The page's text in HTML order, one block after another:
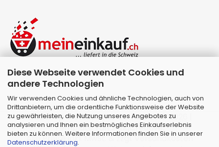
Diese Webseite verwendet Cookies und
andere Technologien
Wir verwenden Cookies und ähnliche Technologien, auch von
Drittanbietern, um die ordentliche Funktionsweise der Website
zu gewährleisten, die Nutzung unseres Angebotes zu
analysieren und Ihnen ein bestmögliches Einkaufserlebnis
bieten zu können. Weitere Informationen finden Sie in unserer
Datenschutzerklärung.
Webshop erstellenmit Gambio.de © 2026 |
Template vonJungCreative.
Alle Preise inkl. MwSt. & zzgl. Versandkosten